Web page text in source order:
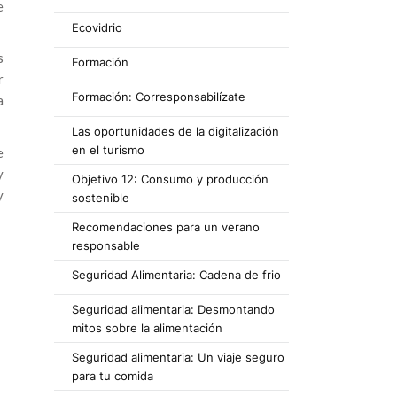
Ecovidrio
Formación
Formación: Corresponsabilízate
Las oportunidades de la digitalización
en el turismo
Objetivo 12: Consumo y producción
sostenible
Recomendaciones para un verano
responsable
Seguridad Alimentaria: Cadena de frio
Seguridad alimentaria: Desmontando
mitos sobre la alimentación
Seguridad alimentaria: Un viaje seguro
para tu comida